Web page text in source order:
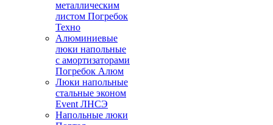
металлическим
листом Погребок
Техно
Алюминиевые
люки напольные
с амортизаторами
Погребок Алюм
Люки напольные
стальные эконом
Event ЛНСЭ
Напольные люки